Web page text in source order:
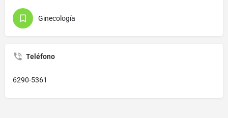
Ginecología
Teléfono
6290-5361